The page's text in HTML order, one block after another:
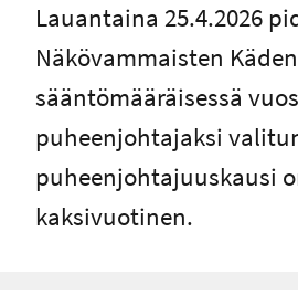
Lauantaina 25.4.2026
Näkövammaisten
sääntömääräisessä
puheenjohtajaksi
puheenjohtajuuskausi
kaksivuotinen.